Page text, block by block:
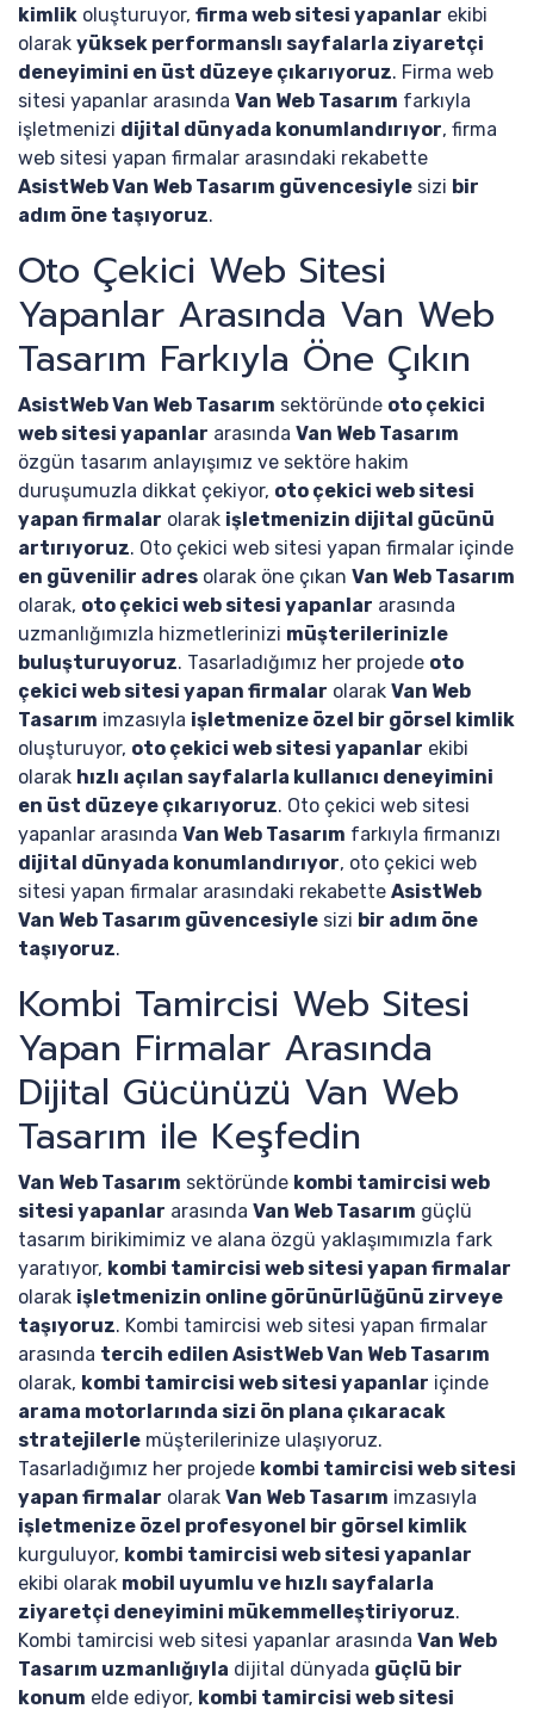
kimlik oluşturuyor, firma web sitesi yapanlar ekibi
olarak yüksek performanslı sayfalarla ziyaretçi
deneyimini en üst düzeye çıkarıyoruz. Firma web
sitesi yapanlar arasında Van Web Tasarım farkıyla
işletmenizi dijital dünyada konumlandırıyor, firma
web sitesi yapan firmalar arasındaki rekabette
AsistWeb Van Web Tasarım güvencesiyle sizi bir
adım öne taşıyoruz.
Oto Çekici Web Sitesi
Yapanlar Arasında Van Web
Tasarım Farkıyla Öne Çıkın
AsistWeb Van Web Tasarım sektöründe oto çekici
web sitesi yapanlar arasında Van Web Tasarım
özgün tasarım anlayışımız ve sektöre hakim
duruşumuzla dikkat çekiyor, oto çekici web sitesi
yapan firmalar olarak işletmenizin dijital gücünü
artırıyoruz. Oto çekici web sitesi yapan firmalar içinde
en güvenilir adres olarak öne çıkan Van Web Tasarım
olarak, oto çekici web sitesi yapanlar arasında
uzmanlığımızla hizmetlerinizi müşterilerinizle
buluşturuyoruz. Tasarladığımız her projede oto
çekici web sitesi yapan firmalar olarak Van Web
Tasarım imzasıyla işletmenize özel bir görsel kimlik
oluşturuyor, oto çekici web sitesi yapanlar ekibi
olarak hızlı açılan sayfalarla kullanıcı deneyimini
en üst düzeye çıkarıyoruz. Oto çekici web sitesi
yapanlar arasında Van Web Tasarım farkıyla firmanızı
dijital dünyada konumlandırıyor, oto çekici web
sitesi yapan firmalar arasındaki rekabette AsistWeb
Van Web Tasarım güvencesiyle sizi bir adım öne
taşıyoruz.
Kombi Tamircisi Web Sitesi
Yapan Firmalar Arasında
Dijital Gücünüzü Van Web
Tasarım ile Keşfedin
Van Web Tasarım sektöründe kombi tamircisi web
sitesi yapanlar arasında Van Web Tasarım güçlü
tasarım birikimimiz ve alana özgü yaklaşımımızla fark
yaratıyor, kombi tamircisi web sitesi yapan firmalar
olarak işletmenizin online görünürlüğünü zirveye
taşıyoruz. Kombi tamircisi web sitesi yapan firmalar
arasında tercih edilen AsistWeb Van Web Tasarım
olarak, kombi tamircisi web sitesi yapanlar içinde
arama motorlarında sizi ön plana çıkaracak
stratejilerle müşterilerinize ulaşıyoruz.
Tasarladığımız her projede kombi tamircisi web sitesi
yapan firmalar olarak Van Web Tasarım imzasıyla
işletmenize özel profesyonel bir görsel kimlik
kurguluyor, kombi tamircisi web sitesi yapanlar
ekibi olarak mobil uyumlu ve hızlı sayfalarla
ziyaretçi deneyimini mükemmelleştiriyoruz.
Kombi tamircisi web sitesi yapanlar arasında Van Web
Tasarım uzmanlığıyla dijital dünyada güçlü bir
konum elde ediyor, kombi tamircisi web sitesi